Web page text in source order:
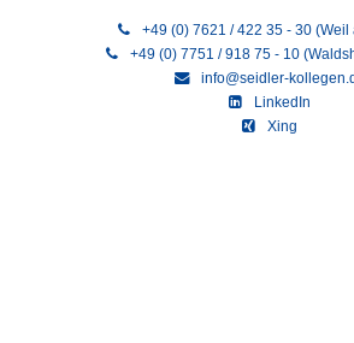
+49 (0) 7621 / 422 35 - 30 (Weil
+49 (0) 7751 / 918 75 - 10
info@seidler-
LinkedIn
Xing